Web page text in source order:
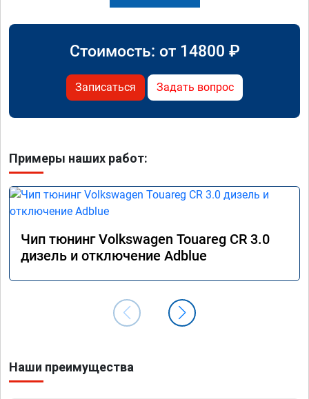
Стоимость: от 14800 ₽
Записаться Задать вопрос
Примеры наших работ:
Чип тюнинг Volkswagen Touareg CR 3.0
дизель и отключение Adblue
Наши преимущества